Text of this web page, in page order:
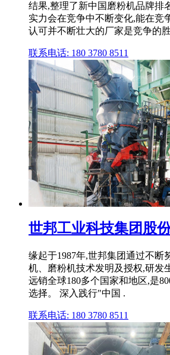
结果,整理了新中国磨粉机品牌排
实力会在竞争中不断变化,能在竞
认可并不断壮大的厂家是竞争的
联系电话: 180 3780 8511
世邦工业科技集团股
缘起于1987年,世邦集团通过不断
机、磨粉机技术发明及授权,研发
远销全球180多个国家和地区,是
选择。 深入践行"中国 .
联系电话: 180 3780 8511